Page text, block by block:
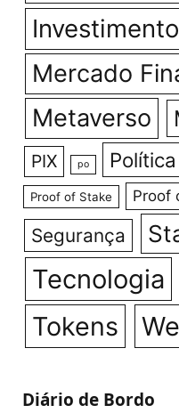
Mercado
Metaverso
PIX po Política
Proof of Stake Proof
Segurança
Tecnologia
Tokens
Diário de Bordo